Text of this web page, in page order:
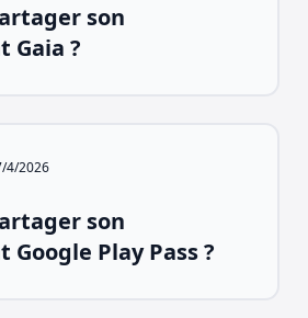
son
Gaia ?
4/2026
son
Play Pass ?